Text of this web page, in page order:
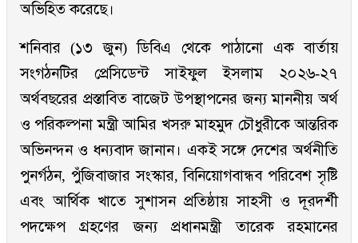
অভিহিত করেছে।
শনিবার (১৩ জুন) ডিবিএ থেকে পাঠানো এক বার্তায়
সংগঠনটির প্রেসিডেন্ট সাইফুল ইসলাম ২০২৬-২৭
অর্থবছরের প্রস্তাবিত বাজেট উপস্থাপনের জন্য মাননীয় অর্থ
ও পরিকল্পনা মন্ত্রী আমির খসরু মাহমুদ চৌধুরীকে আন্তরিক
অভিনন্দন ও ধন্যবাদ জানান। একই সঙ্গে দেশের অর্থনীতি
পুনর্গঠন, পুঁজিবাজার সংস্কার, বিনিয়োগবান্ধব পরিবেশ সৃষ্টি
এবং আর্থিক খাতে সুশাসন প্রতিষ্ঠায় সাহসী ও দূরদর্শী
পদক্ষেপ গ্রহণের জন্য প্রধানমন্ত্রী তারেক রহমানের